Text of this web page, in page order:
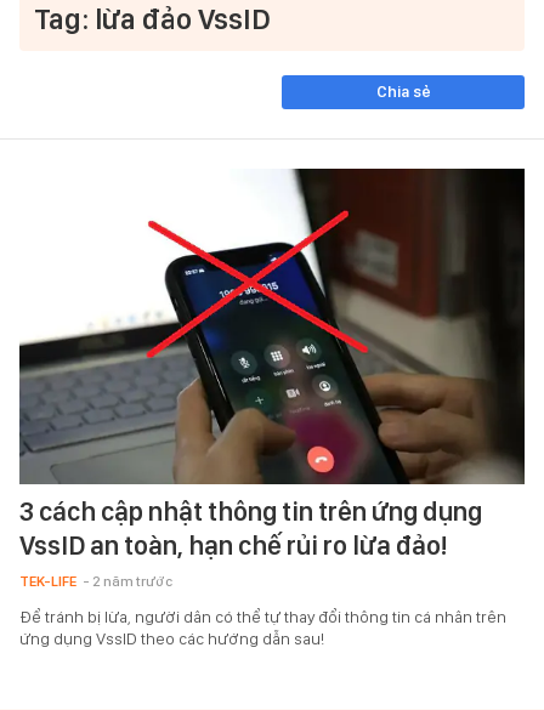
Tag: lừa đảo VssID
Chia sẻ
3 cách cập nhật thông tin trên ứng dụng
VssID an toàn, hạn chế rủi ro lừa đảo!
TEK-LIFE - 2 năm trước
Để tránh bị lừa, người dân có thể tự thay đổi thông tin cá nhân trên
ứng dụng VssID theo các hướng dẫn sau!